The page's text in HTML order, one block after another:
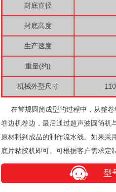
封底直径
封底高度
生产速度
重量(约)
机械外型尺寸
在常规圆筒成型的过程中，从整
卷边机卷边，最后通过超声波圆筒机
原材料到成品的制作流水线。如果采
底片粘胶机即可。可根据客户需求定
型